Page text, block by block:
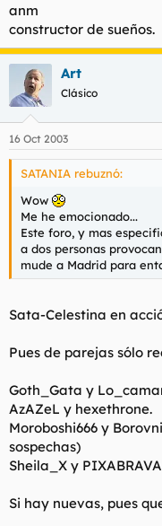
anm
constructor de sueños.
Art
Clásico
16 Oct 2003
SATANIA rebuznó:
Wow
Me he emocionado...
Este foro, y mas
a dos personas
mude a Madrid para
Sata-Celestina en
Pues de parejas sólo
Goth_Gata y
AzAZeL y hexethrone.
Moroboshi666 y
sospechas)
Sheila_X y PIXABRAVA
Si hay nuevas, pues